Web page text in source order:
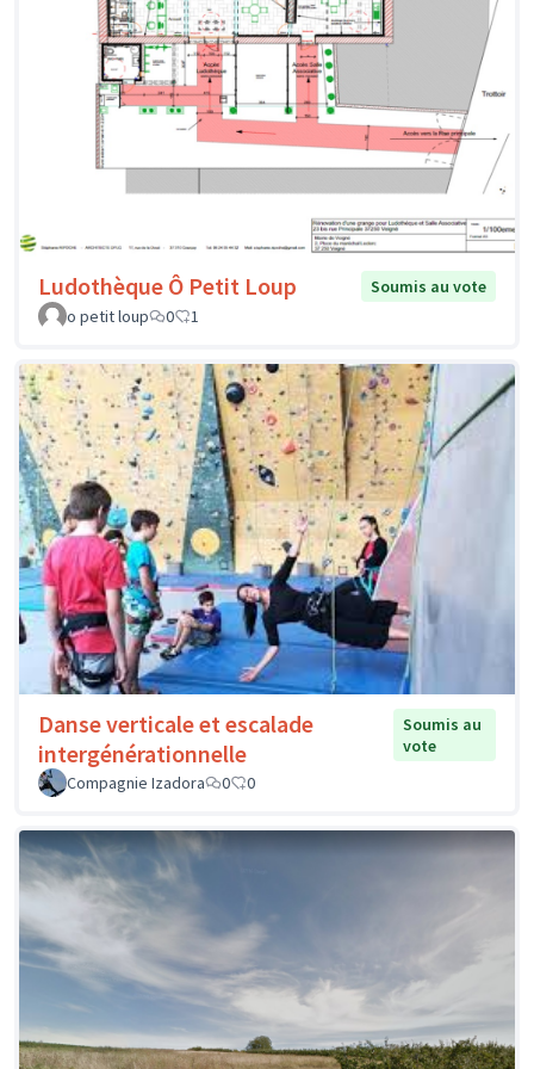
Ludothèque Ô Petit Loup
Soumis au vote
o petit loup
0 1
Danse verticale et escalade
intergénérationnelle
Soumis au
vote
Compagnie Izadora
0 0